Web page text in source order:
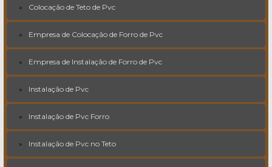
Colocação de Teto de Pvc
Empresa de Colocação de Forro de Pvc
Empresa de Instalação de Forro de Pvc
Instalação de Pvc
Instalação de Pvc Forro
Instalação de Pvc no Teto